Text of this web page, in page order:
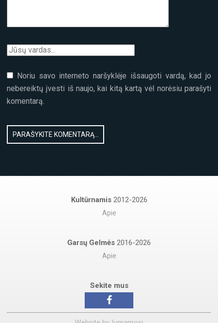
Noriu savo interneto naršyklėje išsaugoti vardą, kad jo
nebereiktų įvesti iš naujo, kai kitą kartą vėl norėsiu parašyti
komentarą.
Kultūrnamis 2012-2026
Apie
Garsų Gelmės 2016-2026
Apie
Sekite mus